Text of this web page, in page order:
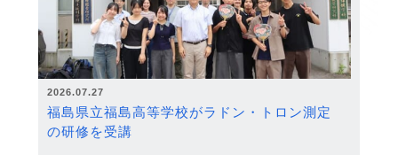
2026.07.27
福島県立福島高等学校がラドン・トロン測定
の研修を受講